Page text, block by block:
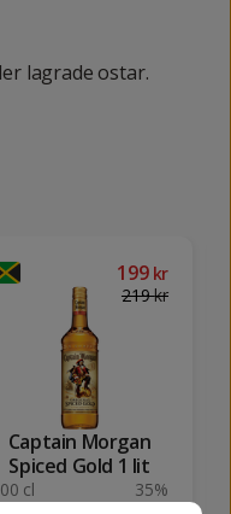
lagrade ostar.
199 kr
219kr
Captain Morgan
Spiced Gold 1 lit
cl 35%